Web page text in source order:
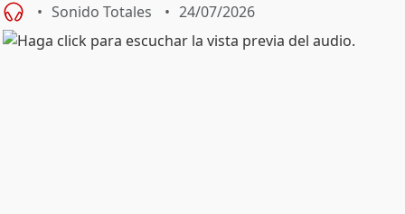
Sonido Totales 24/07/2026